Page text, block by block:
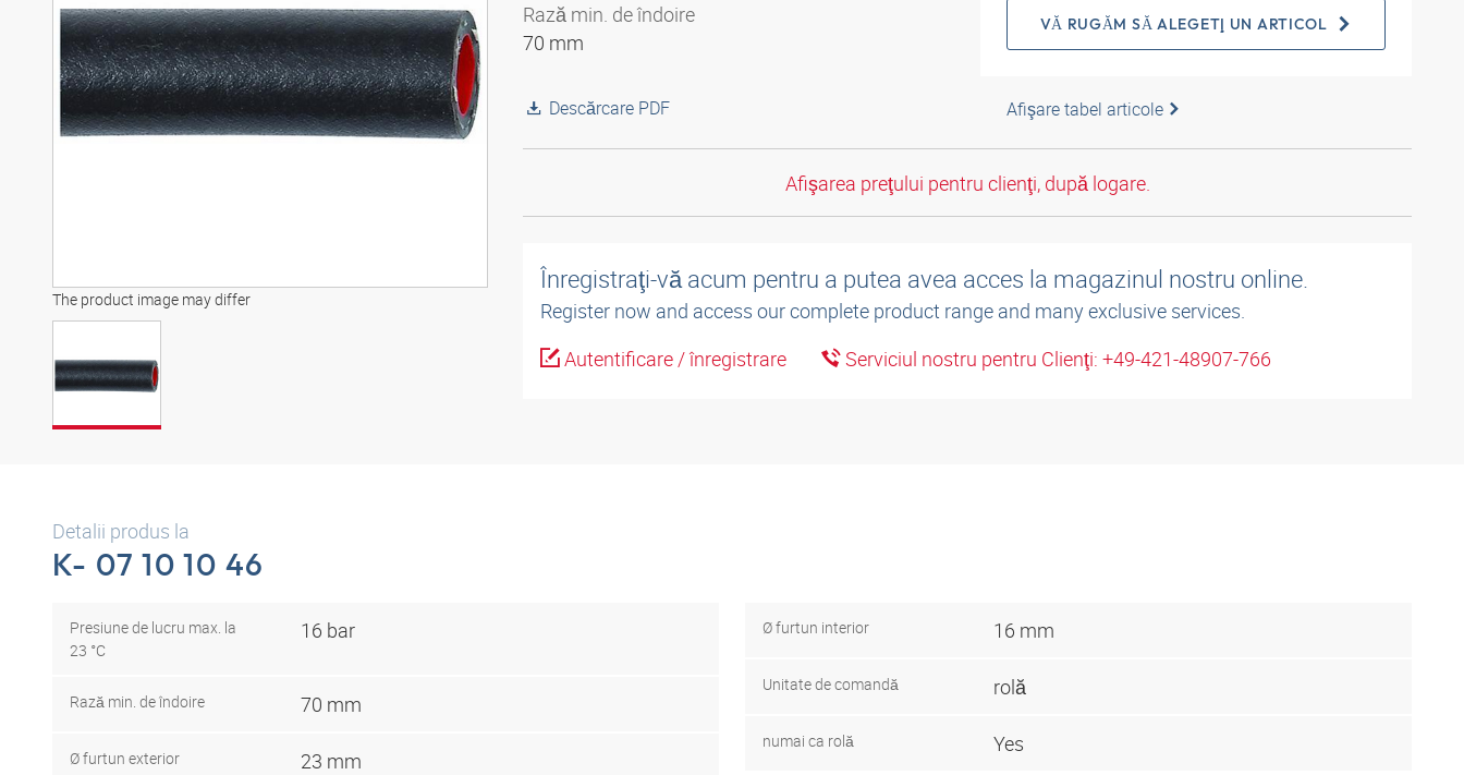
The product image may differ
Rază min. de îndoire
70 mm
Descărcare PDF
VĂ RUGĂM SĂ ALEGEŢI UN ARTICOL
Afişare tabel articole
Afişarea preţului pentru clienţi, după logare.
Înregistraţi-vă acum pentru a putea avea acces la magazinul nostru online.
Register now and access our complete product range and many exclusive services.
Autentificare / înregistrare
Serviciul nostru pentru Clienţi: +49-421-48907-766
Detalii produs la
K- 07 10 10 46
Presiune de lucru max. la
23 °C
16 bar
Rază min. de îndoire 70 mm
Ø furtun exterior 23 mm
Ø furtun interior 16 mm
Unitate de comandă rolă
numai ca rolă Yes